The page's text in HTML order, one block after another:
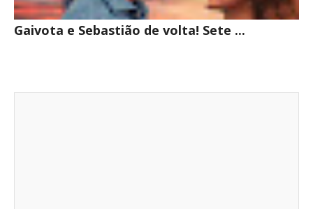
Gaivota e Sebastião de volta! Sete ...